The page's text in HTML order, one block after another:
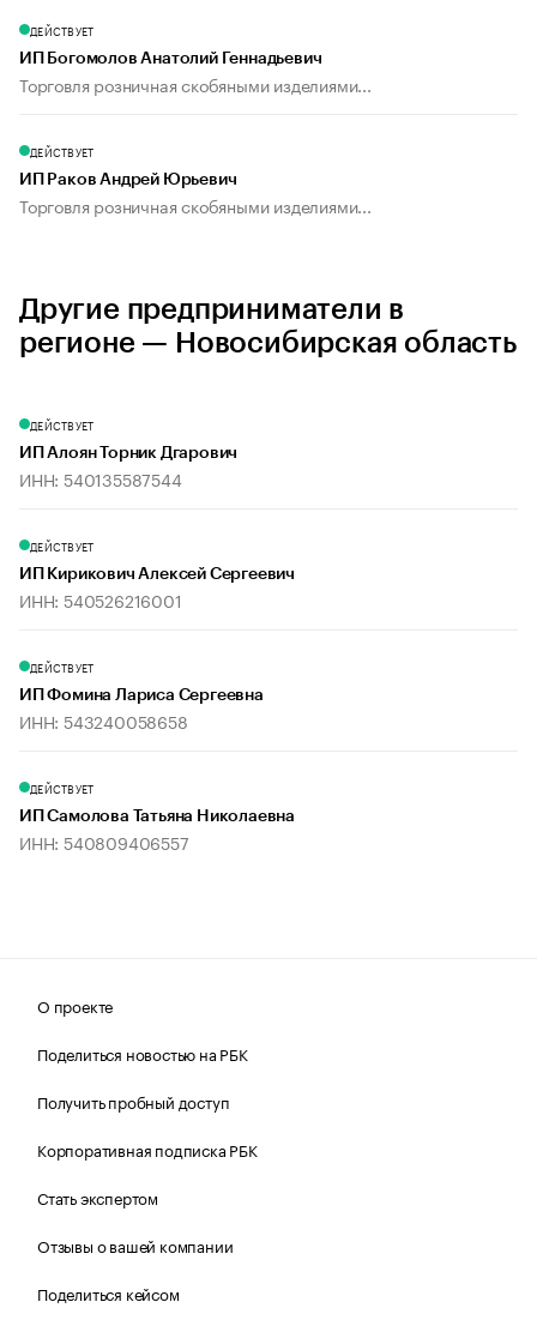
ДЕЙСТВУЕТ
ИП Богомолов Анатолий Геннадьевич
Торговля розничная скобяными изделиями...
ДЕЙСТВУЕТ
ИП Раков Андрей Юрьевич
Торговля розничная скобяными изделиями...
Другие предприниматели в
регионе — Новосибирская область
ДЕЙСТВУЕТ
ИП Алоян Торник Дгарович
ИНН: 540135587544
ДЕЙСТВУЕТ
ИП Кирикович Алексей Сергеевич
ИНН: 540526216001
ДЕЙСТВУЕТ
ИП Фомина Лариса Сергеевна
ИНН: 543240058658
ДЕЙСТВУЕТ
ИП Самолова Татьяна Николаевна
ИНН: 540809406557
О проекте
Поделиться новостью на РБК
Получить пробный доступ
Корпоративная подписка РБК
Стать экспертом
Отзывы о вашей компании
Поделиться кейсом